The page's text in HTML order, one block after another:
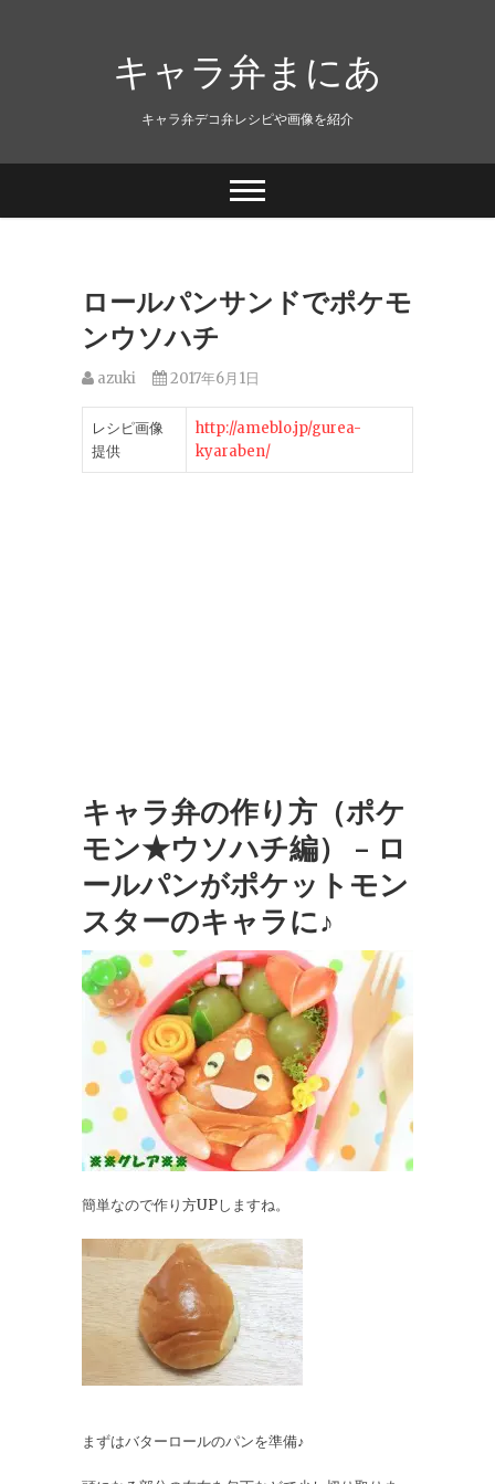
キャラ弁まにあ
キャラ弁デコ弁レシピや画像を紹介
ロールパンサンドでポケモ
ンウソハチ
azuki 2017年6月1日
レシピ画像
提供
http://ameblo.jp/gurea-
kyaraben/
キャラ弁の作り方（ポケ
モン★ウソハチ編） – ロ
ールパンがポケットモン
スターのキャラに♪
簡単なので作り方UPしますね。
まずはバターロールのパンを準備♪